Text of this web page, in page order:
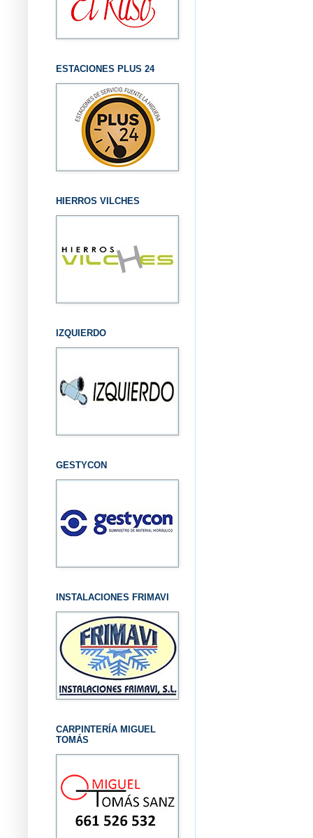
ESTACIONES PLUS 24
HIERROS VILCHES
IZQUIERDO
GESTYCON
INSTALACIONES FRIMAVI
CARPINTERÍA MIGUEL
TOMÁS